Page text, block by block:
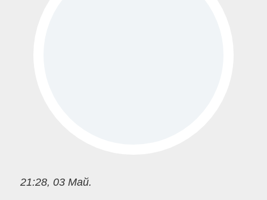
21:28, 03 Май.